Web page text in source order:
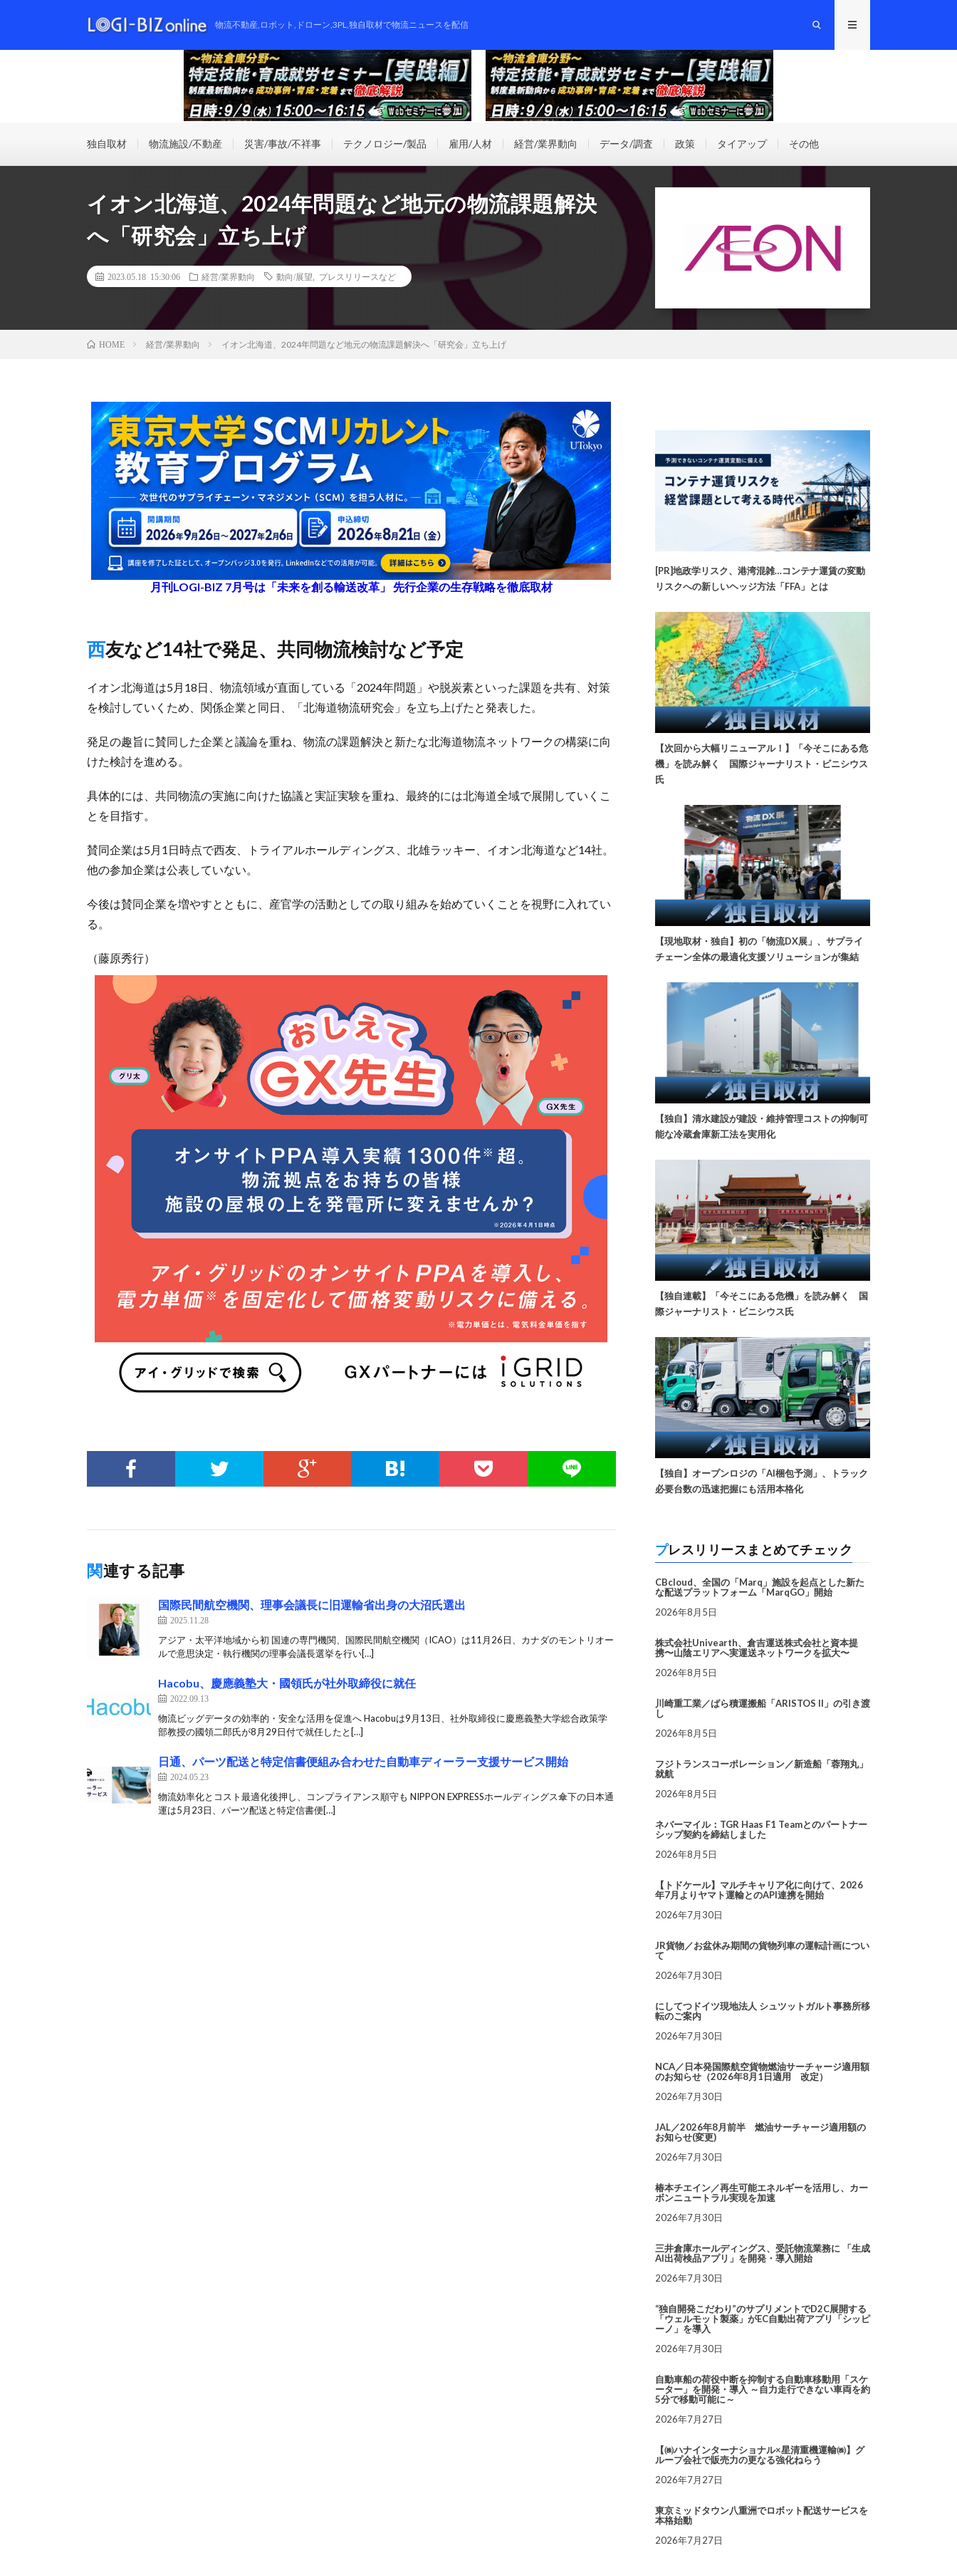
物流不動産,ロボット,ドローン,3PL,独自取材で物流ニュースを配信
独自取材 物流施設/不動産 災害/事故/不祥事 テクノロジー/製品 雇用/人材 経営/業界動向 データ/調査 政策 タイアップ その他
イオン北海道、2024年問題など地元の物流課題解決
へ「研究会」立ち上げ
2023.05.18 15:30:06 経営/業界動向 動向/展望 プレスリリースなど
HOME 経営/業界動向 イオン北海道、2024年問題など地元の物流課題解決へ「研究会」立ち上げ
月刊LOGI-BIZ 7月号は「未来を創る輸送改革」 先行企業の生存戦略を徹底取材
西友など14社で発足、共同物流検討など予定
イオン北海道は5月18日、物流領域が直面している「2024年問題」や脱炭素といった課題を共有、対策
を検討していくため、関係企業と同日、「北海道物流研究会」を立ち上げたと発表した。
発足の趣旨に賛同した企業と議論を重ね、物流の課題解決と新たな北海道物流ネットワークの構築に向
けた検討を進める。
具体的には、共同物流の実施に向けた協議と実証実験を重ね、最終的には北海道全域で展開していくこ
とを目指す。
賛同企業は5月1日時点で西友、トライアルホールディングス、北雄ラッキー、イオン北海道など14社。
他の参加企業は公表していない。
今後は賛同企業を増やすとともに、産官学の活動としての取り組みを始めていくことを視野に入れてい
る。
（藤原秀行）
関連する記事
国際民間航空機関、理事会議長に旧運輸省出身の大沼氏選出
2025.11.28
アジア・太平洋地域から初 国連の専門機関、国際民間航空機関（ICAO）は11月26日、カナダのモントリオー
ルで意思決定・執行機関の理事会議長選挙を行い[…]
Hacobu、慶應義塾大・國領氏が社外取締役に就任
2022.09.13
物流ビッグデータの効率的・安全な活用を促進へ Hacobuは9月13日、社外取締役に慶應義塾大学総合政策学
部教授の國領二郎氏が8月29日付で就任したと[…]
日通、パーツ配送と特定信書便組み合わせた自動車ディーラー支援サービス開始
2024.05.23
物流効率化とコスト最適化後押し、コンプライアンス順守も NIPPON EXPRESSホールディングス傘下の日本通
運は5月23日、パーツ配送と特定信書便[…]
[PR]地政学リスク、港湾混雑…コンテナ運賃の変動
リスクへの新しいヘッジ方法「FFA」とは
【次回から大幅リニューアル！】「今そこにある危
機」を読み解く 国際ジャーナリスト・ビニシウス
氏
【現地取材・独自】初の「物流DX展」、サプライ
チェーン全体の最適化支援ソリューションが集結
【独自】清水建設が建設・維持管理コストの抑制可
能な冷蔵倉庫新工法を実用化
【独自連載】「今そこにある危機」を読み解く 国
際ジャーナリスト・ビニシウス氏
【独自】オープンロジの「AI梱包予測」、トラック
必要台数の迅速把握にも活用本格化
プレスリリースまとめてチェック
CBcloud、全国の「Marq」施設を起点とした新た
な配送プラットフォーム「MarqGO」開始
2026年8月5日
株式会社Univearth、倉吉運送株式会社と資本提
携〜山陰エリアへ実運送ネットワークを拡大〜
2026年8月5日
川崎重工業／ばら積運搬船「ARISTOS II」の引き渡
し
2026年8月5日
フジトランスコーポレーション／新造船「蓉翔丸」
就航
2026年8月5日
ネバーマイル：TGR Haas F1 Teamとのパートナー
シップ契約を締結しました
2026年8月5日
【トドケール】マルチキャリア化に向けて、2026
年7月よりヤマト運輸とのAPI連携を開始
2026年7月30日
JR貨物／お盆休み期間の貨物列車の運転計画につい
て
2026年7月30日
にしてつドイツ現地法人 シュツットガルト事務所移
転のご案内
2026年7月30日
NCA／日本発国際航空貨物燃油サーチャージ適用額
のお知らせ（2026年8月1日適用 改定）
2026年7月30日
JAL／2026年8月前半 燃油サーチャージ適用額の
お知らせ(変更)
2026年7月30日
椿本チエイン／再生可能エネルギーを活用し、カー
ボンニュートラル実現を加速
2026年7月30日
三井倉庫ホールディングス、受託物流業務に 「生成
AI出荷検品アプリ」を開発・導入開始
2026年7月30日
“独自開発こだわり”のサプリメントでD2C展開する
「ウェルモット製薬」がEC自動出荷アプリ「シッピ
ーノ」を導入
2026年7月30日
自動車船の荷役中断を抑制する自動車移動用「スケ
ーター」を開発・導入 ～自力走行できない車両を約
5分で移動可能に～
2026年7月27日
【㈱ハナインターナショナル×星清重機運輸㈱】グ
ループ会社で販売力の更なる強化ねらう
2026年7月27日
東京ミッドタウン八重洲でロボット配送サービスを
本格始動
2026年7月27日